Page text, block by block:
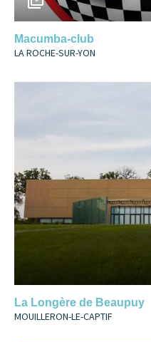
Macumba-club
LA ROCHE-SUR-YON
La Longère de Beaupuy
MOUILLERON-LE-CAPTIF